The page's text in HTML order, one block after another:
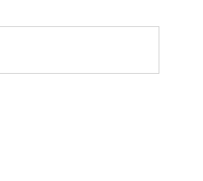
leer.